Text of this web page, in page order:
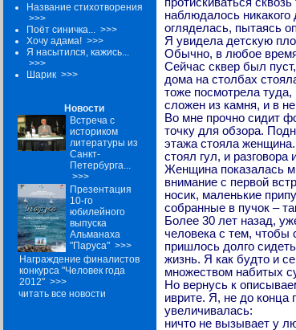
Название стихотворения
>>>
Поёт синичка... >>>
Хочу адама! >>>
Я насытился, кажись...
>>>
Шарик >>>
Новости
Встреча с
историком
литературы из
Санкт-
Петербурга...
>>>
Презентация
10-го
юбилейного
выпуска
Альманаха
"Паруса" >>>
Награждение финалистов
конкурса "Человек года
2012" >>>
читать все новости
наблюдалось
огляделась, пытаясь
Я увидела детскую
Обычно, в любое время
Сейчас сквер был
дома на столбах
тоже посмотрела туда,
сложен из камня, и в
Во мне прочно сидит
точку для обзора.
этажа стояла
стоял гул, и
Женщина показалась
внимание с первой
носик, маленькие
собранные в пучок –
Более 30 лет назад,
человека с тем, чтобы
пришлось долго
жизнь. Я как будто и
множеством набитых
Но вернусь к
иврите. Я, не до конца
увеличивалась:
ничто не вызывает у